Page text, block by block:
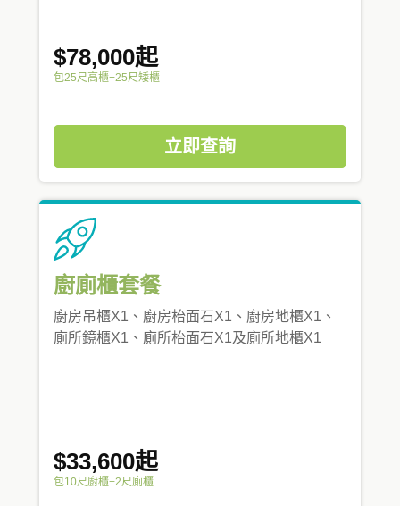
$78,000起
包25尺高櫃+25尺矮櫃
立即查詢
廚廁櫃套餐
廚房吊櫃X1、廚房枱面石X1、廚房地櫃X1、
廁所鏡櫃X1、廁所枱面石X1及廁所地櫃X1
$33,600起
包10尺廚櫃+2尺廁櫃